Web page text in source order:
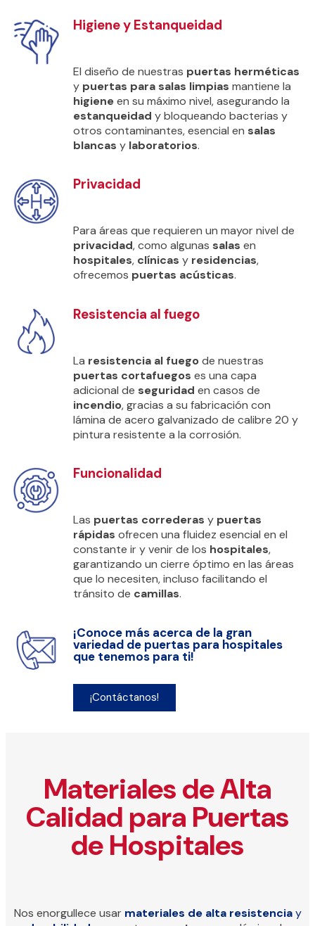
Higiene y Estanqueidad
El diseño de nuestras puertas herméticas
y puertas para salas limpias mantiene la
higieneen su máximo nivel, asegurando la
estanqueidad y bloqueando bacterias y
otros contaminantes, esencial en salas
blancas y laboratorios.
Privacidad
Para áreas que requieren un mayor nivel de
privacidad, como algunas salas en
hospitales, clínicas y residencias,
ofrecemos puertas acústicas.
Resistencia al fuego
La resistencia al fuegode nuestras
puertas cortafuegos es una capa
adicional de seguridad en casos de
incendio, gracias a su fabricación con
lámina de acero galvanizado de calibre 20 y
pintura resistente a la corrosión.
Funcionalidad
Las puertas correderas y puertas
rápidas ofrecen una fluidez esencial en el
constante ir y venir de los hospitales,
garantizando un cierre óptimo en las áreas
que lo necesiten, incluso facilitando el
tránsito de camillas.
¡Conoce más acerca de la gran
variedad de puertas para hospitales
que tenemos para ti!
¡Contáctanos!
Materiales de Alta
Calidad para Puertas
de Hospitales
Nos enorgullece usar materiales de alta resistenciay